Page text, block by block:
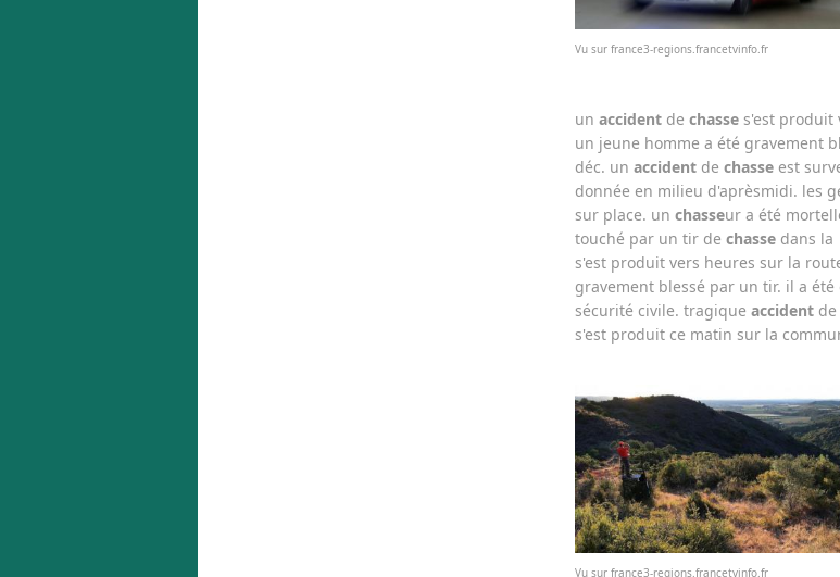
Vu sur france3-regions.francetvinfo.fr
un accidentde chasses'est produit
un jeune homme a été gravement
déc. un accidentde chasseest
donnée en milieu d'aprèsmidi. les
sur place. un chasseur a été
touché par un tir de chassedans la
s'est produit vers heures sur la
gravement blessé par un tir. il a
sécurité civile. tragique accidentde
s'est produit ce matin sur la
Vu sur france3-regions.francetvinfo.fr